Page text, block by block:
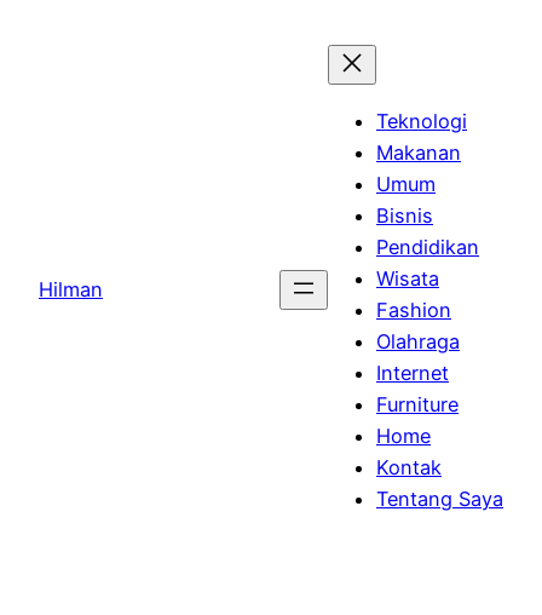
Hilman
Teknologi
Makanan
Umum
Bisnis
Pendidikan
Wisata
Fashion
Olahraga
Internet
Furniture
Home
Kontak
Tentang Saya